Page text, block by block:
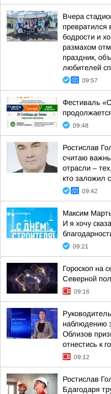
Вчера
превратился
бодрости и
размахом
праздник,
любителей
09:57
Фестиваль
09:48
Ростислав
считаю
отрасли –
кто заложил
09:42
Максим
И я хочу
09:21
Гороскоп на
Северной
09:16
наблюдению
Облизов
отнестись к
09:12
Ростислав
Бдагодаря